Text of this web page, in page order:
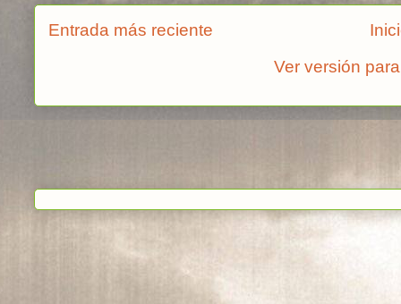
Entrada más reciente
Ver versión